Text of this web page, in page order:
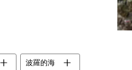
波羅的海